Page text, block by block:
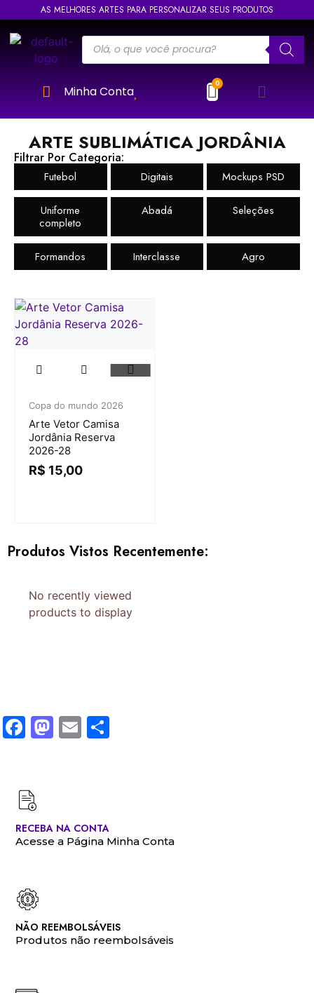
AS MELHORES ARTES PARA PERSONALIZAR SEUS PRODUTOS
Minha Conta
ARTE SUBLIMÁTICA JORDÂNIA
Filtrar Por Categoria:
Futebol Digitais Mockups PSD
Uniforme
completo
Abadá Seleções
Formandos Interclasse Agro
Copa do mundo 2026
Arte Vetor Camisa
Jordânia Reserva
2026-28
R$ 15,00
Produtos Vistos Recentemente:
No recently viewed
products to display
Facebook
Mastodon
Email
RECEBA NA CONTA
Acesse a Página Minha Conta
NÃO REEMBOLSÁVEIS
Produtos não reembolsáveis